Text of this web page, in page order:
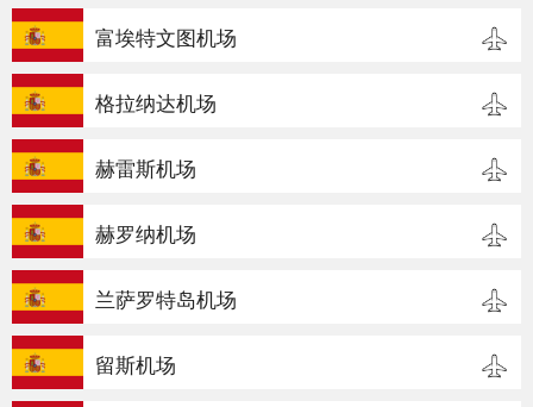
富埃特文图机场
格拉纳达机场
赫雷斯机场
赫罗纳机场
兰萨罗特岛机场
留斯机场